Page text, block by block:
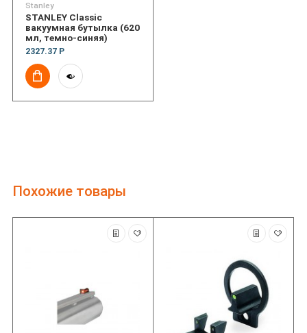
Stanley
STANLEY Classic
вакуумная бутылка (620
мл, темно-синяя)
2327.37 Р
Похожие товары